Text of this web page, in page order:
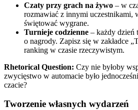
Czaty przy grach na żywo – w
rozmawiać z innymi uczestnikami,
świętować wygrane.
Turnieje codzienne – każdy dzień
o nagrody. Zapisz się w zakładce
ranking w czasie rzeczywistym.
Rhetorical Question: Czy nie byłoby
zwycięstwo w automacie było
czacie?
Tworzenie własnych wydarzeń